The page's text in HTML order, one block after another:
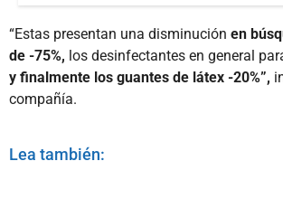
“Estas presentan una disminución en
de -75%, los desinfectantes en general
y finalmente los guantes de látex -20%”,
compañía.
Lea también: